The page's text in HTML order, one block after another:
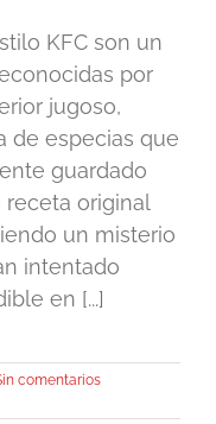
KFC son un
por
jugoso,
de especias que
guardado
receta original
un misterio
intentado
en [...]
comentarios